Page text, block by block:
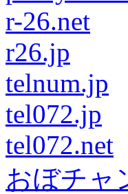
r-26.net
r26.jp
telnum.jp
tel072.jp
tel072.net
おぼチャ